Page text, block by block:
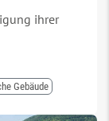
ihrer
Gebäude